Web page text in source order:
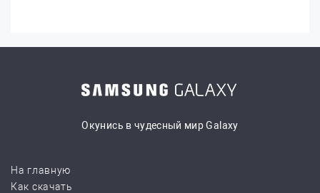
Окунись в чудесный мир Galaxy
На главную
Как скачать